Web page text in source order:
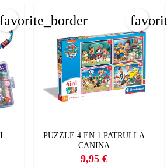
favorite_border
PUZZLE 4 EN 1 PATRULLA
CANINA
Precio
9,95 €
CREAR LISTA